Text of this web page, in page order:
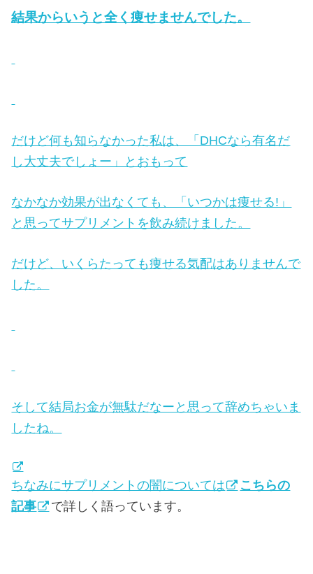
結果からいうと全く痩せませんでした。
だけど何も知らなかった私は、「DHCなら有名だ
し大丈夫でしょー」とおもって
なかなか効果が出なくても、「いつかは痩せる!」
と思ってサプリメントを飲み続けました。
だけど、いくらたっても痩せる気配はありませんで
した。
そして結局お金が無駄だなーと思って辞めちゃいま
したね。
ちなみにサプリメントの闇については
こちらの
記事
で詳しく語っています。